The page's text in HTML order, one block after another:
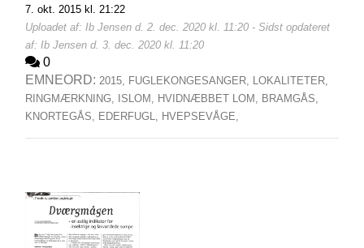
7. okt. 2015 kl. 21:22
Uploadet af: Ib Jensen d. 2. dec. 2020 kl. 11:20 - Sidst opdateret
af: Ib Jensen d. 3. dec. 2020 kl. 11:20
0
EMNEORD: 2015, FUGLEKONGESANGER, LOKALITETER,
RINGMÆRKNING,
ISLOM, HVIDNÆBBET LOM, BRAMGÅS,
KNORTEGÅS, EDERFUGL, HVEPSEVÅGE,